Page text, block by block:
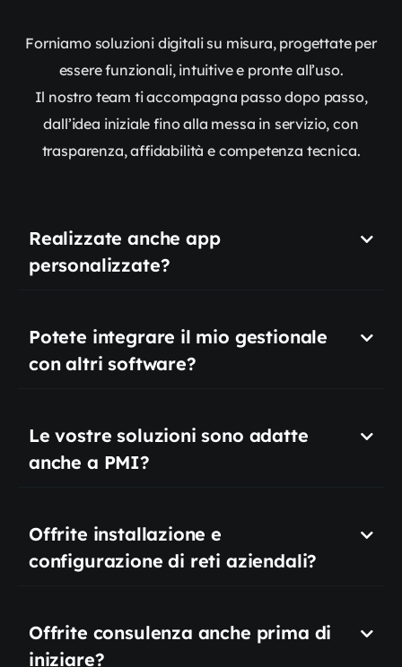
Forniamo soluzioni digitali su misura, progettate per
essere funzionali, intuitive e pronte all’uso.
Il nostro team ti accompagna passo dopo passo,
dall’idea iniziale fino alla messa in servizio, con
trasparenza, affidabilità e competenza tecnica.
Realizzate anche app
personalizzate?
Potete integrare il mio gestionale
con altri software?
Le vostre soluzioni sono adatte
anche a PMI?
Offrite installazione e
configurazione di reti aziendali?
Offrite consulenza anche prima di
iniziare?